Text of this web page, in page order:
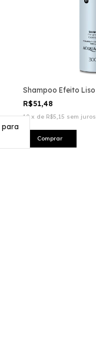
para
Shampoo Efeito Liso
R$51,48
10 x de R$5,15 sem juros